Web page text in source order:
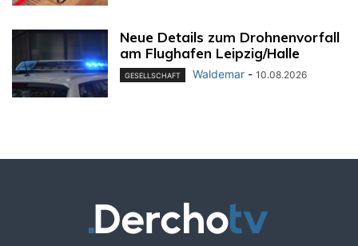
Neue Details zum Drohnenvorfall
am Flughafen Leipzig/Halle
GESELLSCHAFT Waldemar - 10.08.2026